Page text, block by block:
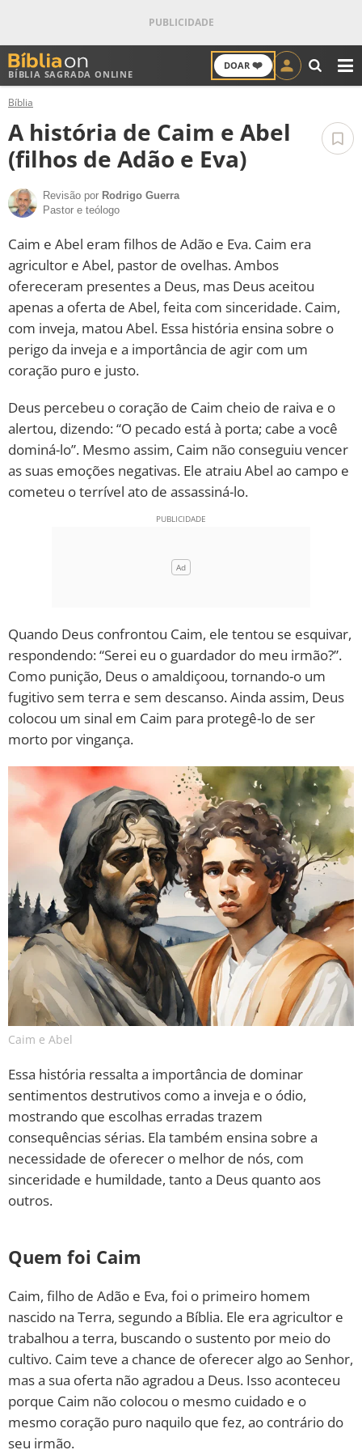
BÍBLIA SAGRADA ONLINE
DOAR ❤️
ANTIGO TESTAMENTO
NOVO TESTAMENTO
VERSÍCULOS
PALAVRA DO DIA
SALMO DO DIA
DEVOCIONAL DIÁRIO
ESTUDOS BÍBLICOS
ESBOÇOS DE PREGAÇÃO
QUEM SOMOS
LOJA BÍBLIAON
Bíblia
A história de Caim e Abel
(filhos de Adão e Eva)
Revisão por Rodrigo Guerra
Pastor e teólogo
Caim e Abel eram filhos de Adão e Eva. Caim era
agricultor e Abel, pastor de ovelhas. Ambos
ofereceram presentes a Deus, mas Deus aceitou
apenas a oferta de Abel, feita com sinceridade. Caim,
com inveja, matou Abel. Essa história ensina sobre o
perigo da inveja e a importância de agir com um
coração puro e justo.
Deus percebeu o coração de Caim cheio de raiva e o
alertou, dizendo: “O pecado está à porta; cabe a você
dominá-lo”. Mesmo assim, Caim não conseguiu vencer
as suas emoções negativas. Ele atraiu Abel ao campo e
cometeu o terrível ato de assassiná-lo.
Quando Deus confrontou Caim, ele tentou se esquivar,
respondendo: “Serei eu o guardador do meu irmão?”.
Como punição, Deus o amaldiçoou, tornando-o um
fugitivo sem terra e sem descanso. Ainda assim, Deus
colocou um sinal em Caim para protegê-lo de ser
morto por vingança.
Caim e Abel
Essa história ressalta a importância de dominar
sentimentos destrutivos como a inveja e o ódio,
mostrando que escolhas erradas trazem
consequências sérias. Ela também ensina sobre a
necessidade de oferecer o melhor de nós, com
sinceridade e humildade, tanto a Deus quanto aos
outros.
Quem foi Caim
Caim, filho de Adão e Eva, foi o primeiro homem
nascido na Terra, segundo a Bíblia. Ele era agricultor e
trabalhou a terra, buscando o sustento por meio do
cultivo. Caim teve a chance de oferecer algo ao Senhor,
mas a sua oferta não agradou a Deus. Isso aconteceu
porque Caim não colocou o mesmo cuidado e o
mesmo coração puro naquilo que fez, ao contrário do
seu irmão.